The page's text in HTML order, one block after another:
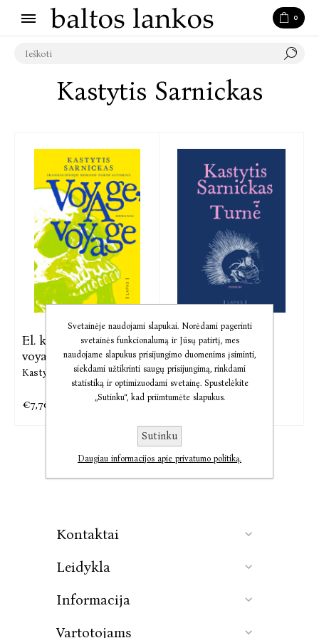
0
Kastytis Sarnickas
El. knyga Voyage,
voyage
Kastytis Sarnickas
€7,70
El. knyga Turnė
Kastytis Sarnickas
€5,47 €6,84
Kontaktai
Leidykla
Informacija
Vartotojams
Svetainėje naudojami slapukai. Norėdami pagerinti
svetainės funkcionalumą ir Jūsų patirtį, mes
naudojame slapukus prisijungimo duomenims įsiminti,
siekdami užtikrinti saugų prisijungimą, rinkdami
statistiką ir optimizuodami svetainę. Spustelėkite
„Sutinku“, kad priimtumėte slapukus.
Sutinku
Daugiau informacijos apie privatumo politiką.